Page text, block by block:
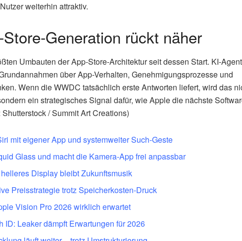
weiterhin attraktiv.
Generation rückt näher
Umbauten der App-Store-Architektur seit dessen Start. KI-
über App-Verhalten, Genehmigungsprozesse und
Wenn die WWDC tatsächlich erste Antworten liefert, wird das
ein strategisches Signal dafür, wie Apple die nächste
/ Summit Art Creations)
mit eigener App und systemweiter Such-Geste
Glass und macht die Kamera-App frei anpassbar
Display bleibt Zukunftsmusik
Preisstrategie trotz Speicherkosten-Druck
Vision Pro 2026 wirklich erwartet
ID: Leaker dämpft Erwartungen für 2026